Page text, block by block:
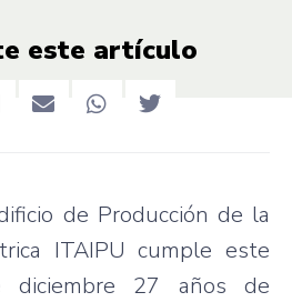
este artículo
de Producción de la
ITAIPU cumple este
diciembre 27 años de